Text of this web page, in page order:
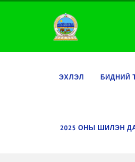
ЭХЛЭЛ БИДНИЙ
2025 ОНЫ ШИЛЭН